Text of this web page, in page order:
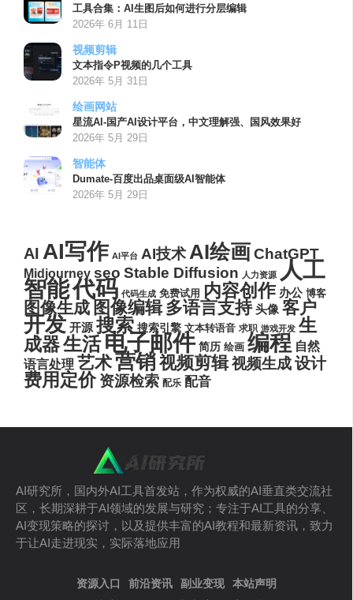
工具合集：AI生图后如何进行分层编辑
2026年 6月 11日
视频剪辑
文本指令P视频的几个工具
2026年 5月 31日
绘画网站
星流AI-国产AI设计平台，中文理解强、国风效果好
2026年 5月 29日
智能体
Dumate-百度出品桌面级AI智能体
2026年 5月 29日
AI AI写作 AI平台 AI技术AI绘画ChatGPT
Midjourney seo Stable Diffusion 人力资源 人工
智能代码 代码生成 免费试用 内容创作 办公 博客
图像生成 图像编辑 多语言支持 头像 客户
开发 开源 搜索 搜索引擎 文本转语音 求职 游戏开发 生
成器生活电子邮件 简历 绘画 编程 自然
语言处理 艺术营销视频剪辑视频生成设计
费用定价 资源检索 配乐 配音
AI研究所，国内外AI工具首发站，作为权威的AI垂直类交流社
区，长期深耕于AI领域的发展与研究；专注于AI工具的分享、
AI变现策略的探讨，以及提供丰富的AI教程和最新资讯，致力
于让AI走进现实，实际落地应用
资源入口
前沿资讯
副业变现
本站声明